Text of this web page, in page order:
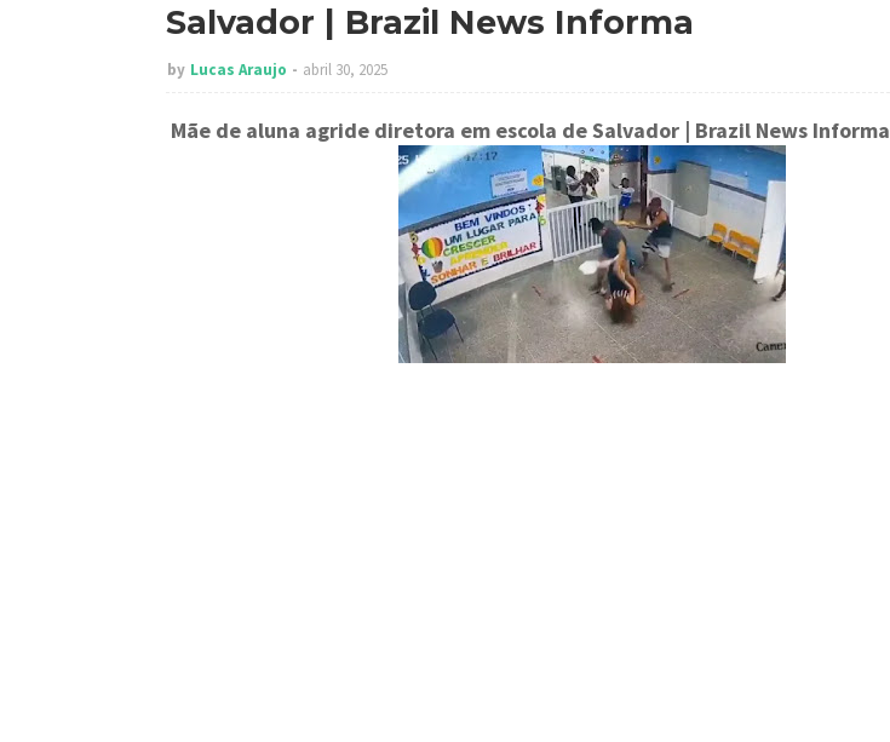
Salvador | Brazil News Informa
by Lucas Araujo abril 30, 2025
Mãe de aluna agride diretora em escola de Salvador | Brazil News Informa